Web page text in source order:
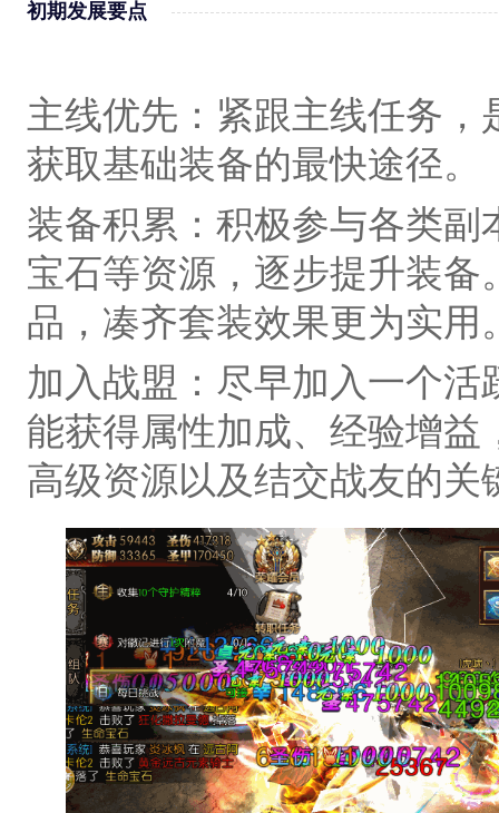
初期发展要点‌
主线优先‌：紧跟主线任务
获取基础装备的最快途径。
装备积累‌：积极参与各类
宝石等资源，逐步提升装备
品，凑齐套装效果更为实用
加入战盟‌：尽早加入一个
能获得属性加成、经验增
高级资源以及结交战友的关